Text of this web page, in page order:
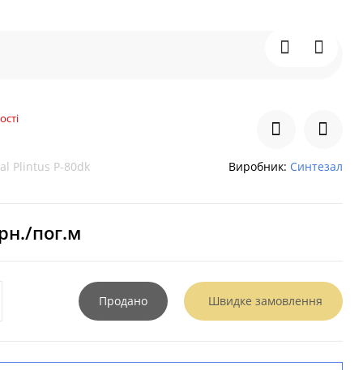
Plintus P-80dk Виробник: Синтезал
пог.м
Продано Швидке замовлення